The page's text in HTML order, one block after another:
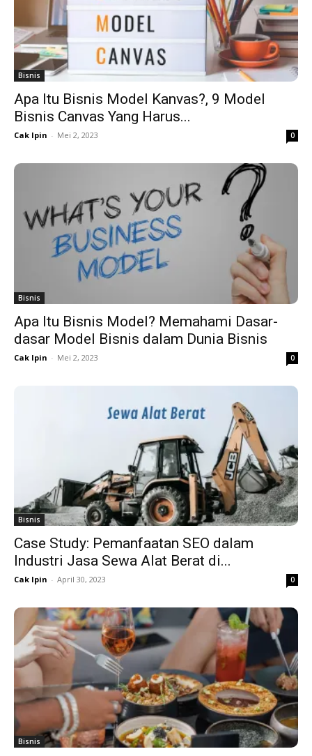
Bisnis
Apa Itu Bisnis Model Kanvas?, 9 Model
Bisnis Canvas Yang Harus...
Cak Ipin - Mei 2, 2023 0
Bisnis
Apa Itu Bisnis Model? Memahami Dasar-
dasar Model Bisnis dalam Dunia Bisnis
Cak Ipin - Mei 2, 2023 0
Bisnis
Case Study: Pemanfaatan SEO dalam
Industri Jasa Sewa Alat Berat di...
Cak Ipin - April 30, 2023 0
Bisnis